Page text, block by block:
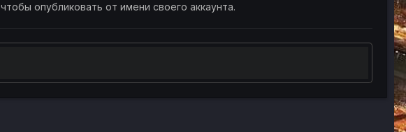
, чтобы опубликовать от имени своего аккаунта.